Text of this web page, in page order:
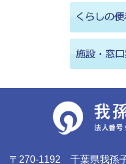
〒270-1192 千葉県我孫